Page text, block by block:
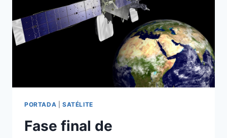
PORTADA SATÉLITE
Fase final de